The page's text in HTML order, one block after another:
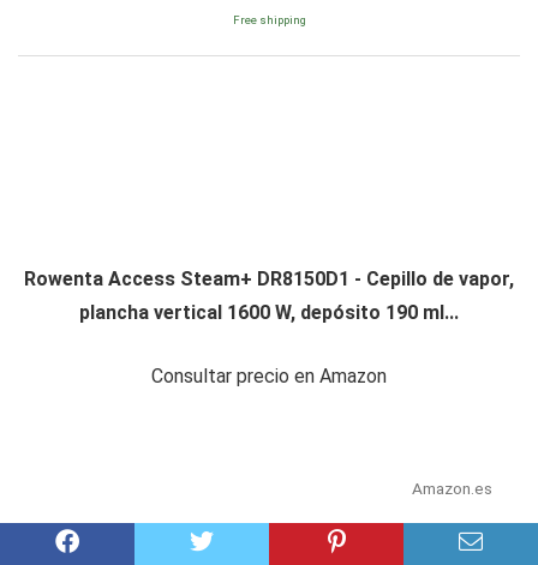
Free shipping
Rowenta Access Steam+ DR8150D1 - Cepillo de vapor,
plancha vertical 1600 W, depósito 190 ml...
Consultar precio en Amazon
Amazon.es